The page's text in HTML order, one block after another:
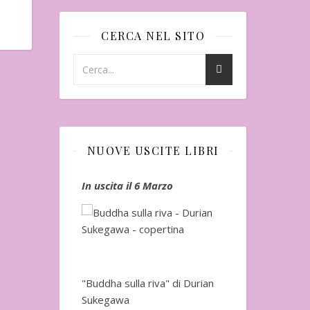
CERCA NEL SITO
NUOVE USCITE LIBRI
In uscita il 6 Marzo
"Buddha sulla riva" di Durian
Sukegawa